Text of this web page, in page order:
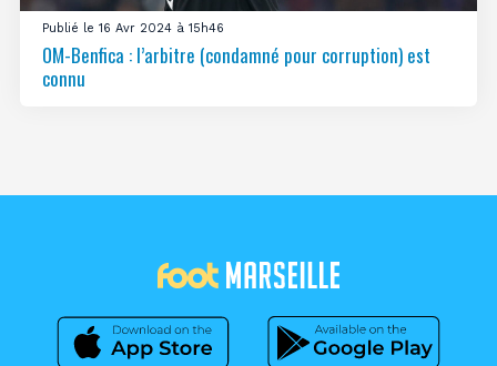
Publié le 16 Avr 2024 à 15h46
OM-Benfica : l’arbitre (condamné pour corruption) est
connu